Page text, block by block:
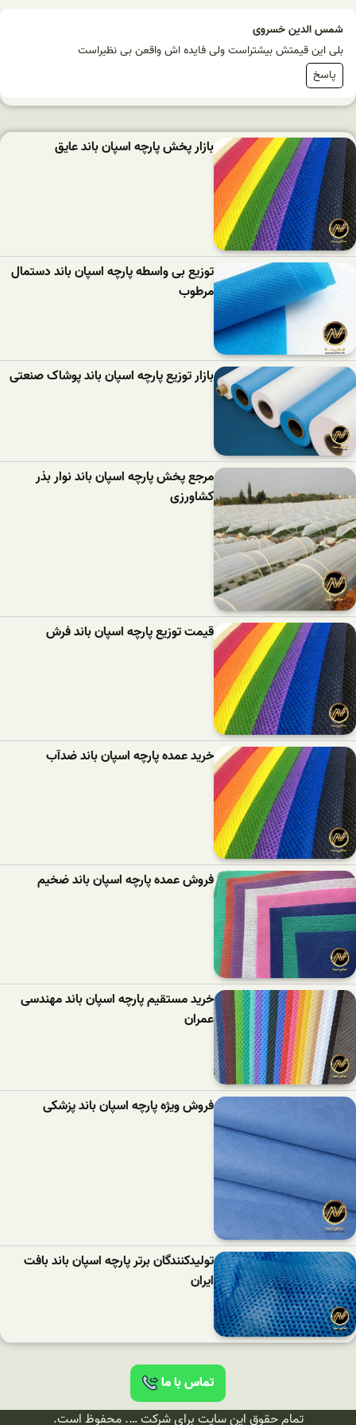
شمس الدین خسروی
بلی این قیمتش بیشتراست ولی فایده اش واقعن بی نظیراست
پاسخ
بازار پخش پارچه اسپان باند عایق
توزیع بی واسطه پارچه اسپان باند دستمال
مرطوب
بازار توزیع پارچه اسپان باند پوشاک صنعتی
مرجع پخش پارچه اسپان باند نوار بذر
کشاورزی
قیمت توزیع پارچه اسپان باند فرش
خرید عمده پارچه اسپان باند ضدآب
فروش عمده پارچه اسپان باند ضخیم
خرید مستقیم پارچه اسپان باند مهندسی
عمران
فروش ویژه پارچه اسپان باند پزشکی
تولیدکنندگان برتر پارچه اسپان باند بافت
ایران
تماس با ما
تمام حقوق این سایت برای شرکت …. محفوظ است.